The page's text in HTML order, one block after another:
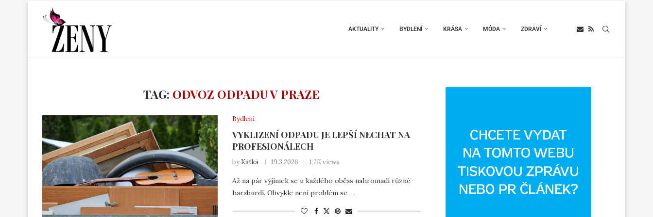
AKTUALITY BYDLENÍ KRÁSA MÓDA ZDRAVÍ
TAG: ODVOZ ODPADU V PRAZE
Bydlení
VYKLIZENÍ ODPADU JE LEPŠÍ NECHAT NA
PROFESIONÁLECH
by Katka 19.3.2026 1,2K views
Až na pár výjimek se u každého občas nahromadí různé
haraburdí. Obvykle není problém se …